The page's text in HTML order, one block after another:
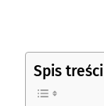
Spis treści